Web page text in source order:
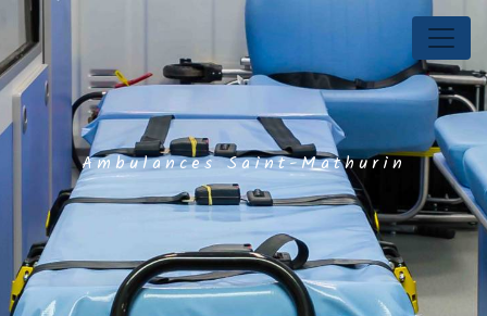
Panneau de gestion des cookies
Ambulances Saint-Mathurin